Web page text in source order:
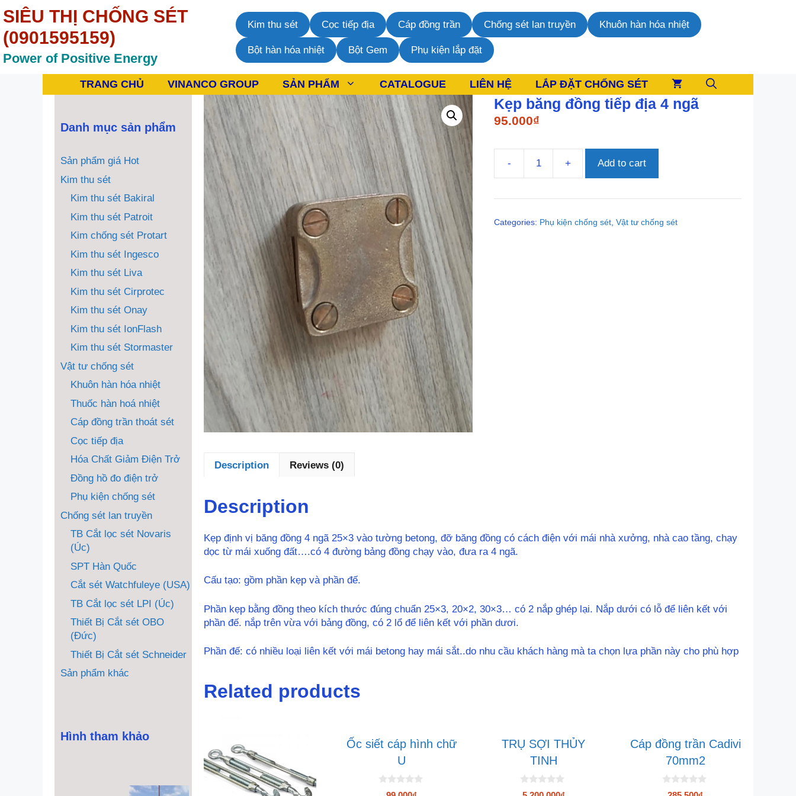
Chuyển
đến
nội
dung
SIÊU THỊ CHỐNG SÉT
(0901595159)
Power of Positive Energy
Kim thu sét Cọc tiếp địa Cáp đồng trần Chống sét lan truyền Khuôn hàn hóa nhiệt
Bột hàn hóa nhiệt Bột Gem Phụ kiện lắp đặt
TRANG CHỦ VINANCO GROUP SẢN PHẨM CATALOGUE LIÊN HỆ LẮP ĐẶT CHỐNG SÉT
Kẹp băng đồng tiếp địa 4 ngã
95.000₫
-
đồng
địa
+ Add to cart
Categories: Phụ kiện chống sét ,Vật tư chống sét
Description Reviews (0)
Description
Kẹp định vị băng đồng 4 ngã 25×3 vào tường betong, đỡ băng đồng có cách điện với mái nhà xưởng, nhà cao tầng, chạy
dọc từ mái xuống đất….có 4 đường bảng đồng chạy vào, đưa ra 4 ngã.
Cấu tạo: gồm phần kẹp và phần đế.
Phần kẹp bằng đồng theo kích thước đúng chuẩn 25×3, 20×2, 30×3… có 2 nắp ghép lại. Nắp dưới có lỗ để liên kết với
phần đế. nắp trên vừa với bảng đồng, có 2 lổ để liên kết với phần dươi.
Phần đế: có nhiều loại liên kết với mái betong hay mái sắt..do nhu cầu khách hàng mà ta chọn lựa phần này cho phù hợp
Related products
Ốc siết cáp hình chữ
U
TRỤ SỢI THỦY
TINH
0
Cáp đồng trần Cadivi
70mm2
Danh mục sản phẩm
Sản phẩm giá Hot
Kim thu sét
Kim thu sét Bakiral
Kim thu sét Patroit
Kim chống sét Protart
Kim thu sét Ingesco
Kim thu sét Liva
Kim thu sét Cirprotec
Kim thu sét Onay
Kim thu sét IonFlash
Kim thu sét Stormaster
Vật tư chống sét
Khuôn hàn hóa nhiệt
Thuốc hàn hoá nhiệt
Cáp đồng trần thoát sét
Cọc tiếp địa
Hóa Chất Giảm Điện Trở
Đồng hồ đo điện trở
Phụ kiện chống sét
Chống sét lan truyền
TB Cắt lọc sét Novaris
(Úc)
SPT Hàn Quốc
Cắt sét Watchfuleye (USA)
TB Cắt lọc sét LPI (Úc)
Thiết Bị Cắt sét OBO
(Đức)
Thiết Bị Cắt sét Schneider
Sản phẩm khác
Hình tham khảo